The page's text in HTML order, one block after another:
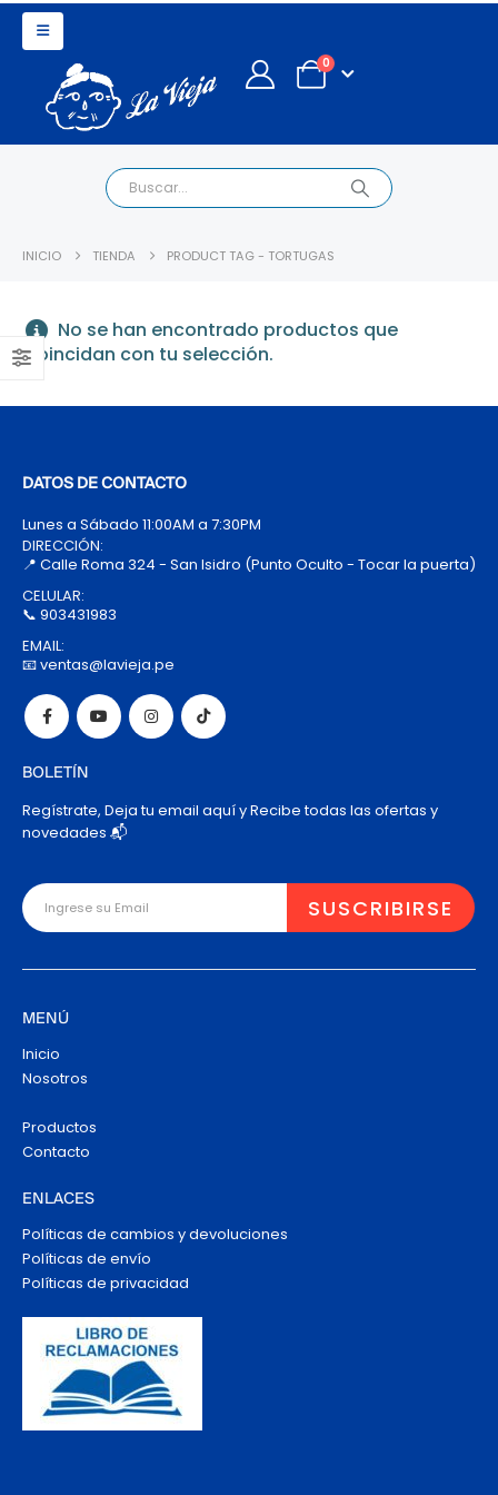
0
INICIO TIENDA PRODUCT TAG - TORTUGAS
No se han encontrado productos que
coincidan con tu selección.
DATOS DE CONTACTO
Lunes a Sábado 11:00AM a 7:30PM
DIRECCIÓN:
📍 Calle Roma 324 - San Isidro (Punto Oculto - Tocar la puerta)
CELULAR:
📞 903431983
EMAIL:
📧 ventas@lavieja.pe
BOLETÍN
Regístrate, Deja tu email aquí y Recibe todas las ofertas y
novedades 📬
MENÚ
Inicio
Nosotros
Productos
Contacto
ENLACES
Políticas de cambios y devoluciones
Políticas de envío
Políticas de privacidad